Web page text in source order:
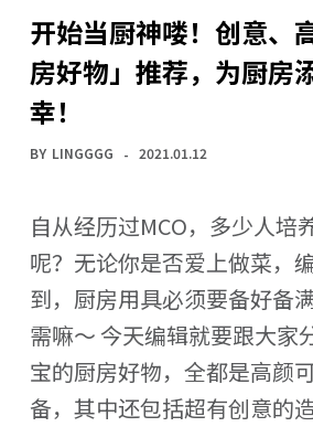
开始当厨神喽！创意、
房好物」推荐，为厨房
幸！
BY LINGGGG 2021.01.12
自从经历过MCO，多少人培
呢？无论你是否爱上做菜，
到，厨房用具必须要备好备
需嘛～ 今天编辑就要跟大家
宝的厨房好物，全都是高颜
备，其中还包括超有创意的